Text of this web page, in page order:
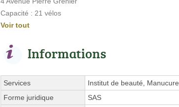
Capacité : 21 vélos
Voir tout
Informations
Services
Institut de beauté, Manucure
Forme juridique
SAS